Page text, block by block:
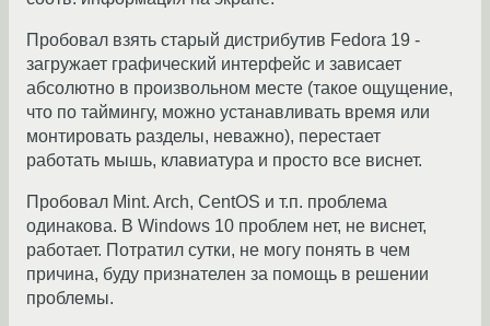
Пробовал взять старый дистрибутив Fedora 19 -
загружает графический интерфейс и зависает
абсолютно в произвольном месте (такое ощущение,
что по таймингу, можно устанавливать время или
монтировать разделы, неважно), перестает
работать мышь, клавиатура и просто все виснет.
Пробовал Mint. Arch, CentOS и т.п. проблема
одинакова. В Windows 10 проблем нет, не виснет,
работает. Потратил сутки, не могу понять в чем
причина, буду признателен за помощь в решении
проблемы.